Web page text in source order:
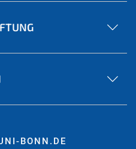
BONN.DE